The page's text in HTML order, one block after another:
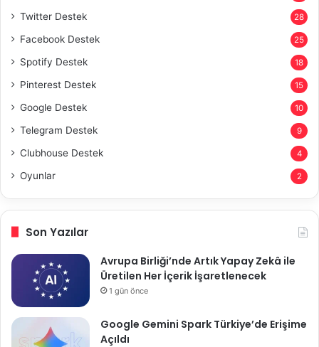
Twitter Destek 28
Facebook Destek 25
Spotify Destek 18
Pinterest Destek 15
Google Destek 10
Telegram Destek 9
Clubhouse Destek 4
Oyunlar 2
Son Yazılar
Avrupa Birliği’nde Artık Yapay Zekâ ile
Üretilen Her İçerik İşaretlenecek
1 gün önce
Google Gemini Spark Türkiye’de Erişime
Açıldı